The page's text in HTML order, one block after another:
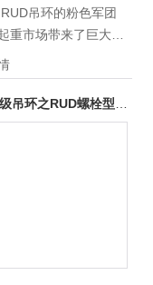
吊环的粉色军团
重市场带来了巨大的
在很多出口模具上面
这个品牌，客户都以
列是我们RUD这个品
是很多客户都不知
RUD升级吊环之RUD螺栓型吊环VLBG-PLUS